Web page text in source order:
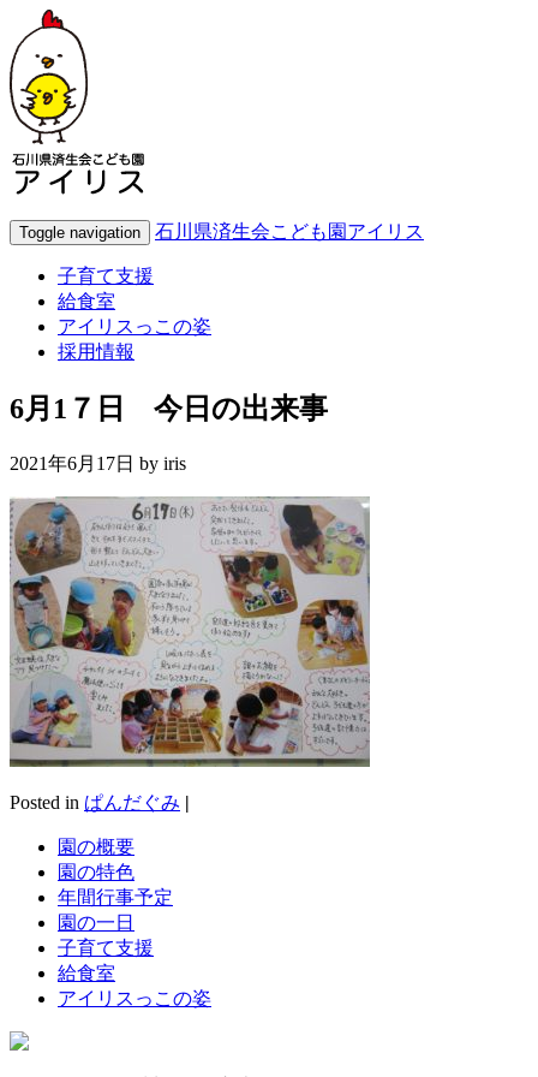
Toggle navigation 石川県済生会こども園アイリス
子育て支援
給食室
アイリスっこの姿
採用情報
6月1７日 今日の出来事
2021年6月17日 by iris
Posted in ぱんだぐみ |
園の概要
園の特色
年間行事予定
園の一日
子育て支援
給食室
アイリスっこの姿